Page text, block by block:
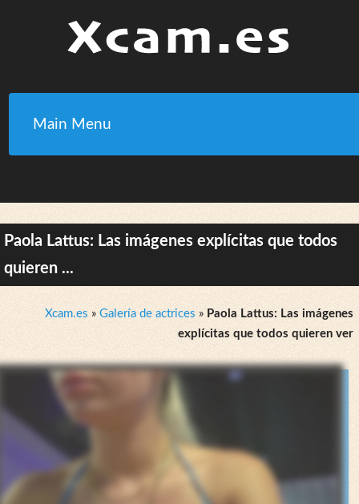
Main Menu
Paola Lattus: Las imágenes explícitas que todos
quieren ...
Xcam.es » Galería de actrices » Paola Lattus: Las imágenes
explícitas que todos quieren ver